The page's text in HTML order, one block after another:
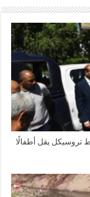
يقل أطفالًا